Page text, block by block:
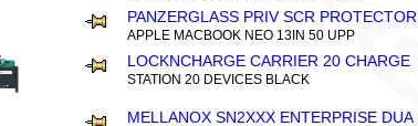
PANZERGLASS PRIV SCR PROTECTOR
APPLE MACBOOK NEO 13IN 50 UPP
LOCKNCHARGE CARRIER 20 CHARGE
STATION 20 DEVICES BLACK
MELLANOX SN2XXX ENTERPRISE DUA